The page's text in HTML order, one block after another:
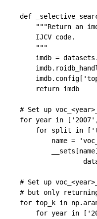
def
"""Return an
    IJCV code.
    """
imdb =
    return imdb
# Set up
for year in
for split in
name =
# Set up
# but only
for top_k in
for year in